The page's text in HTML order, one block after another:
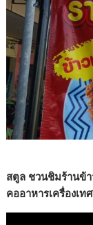
สตูล ชวนชิมร้านข้
คออาหารเครื่องเทศ